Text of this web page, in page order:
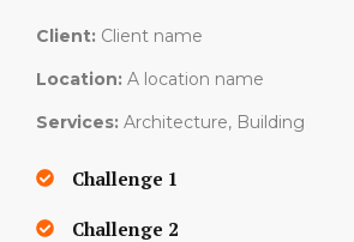
Client: Client name
Location: A location name
Services: Architecture, Building
Challenge 1
Challenge 2